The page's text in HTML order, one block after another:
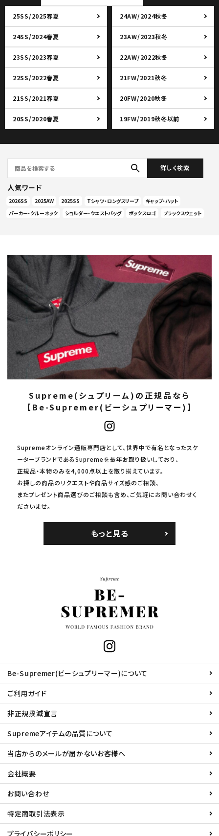
25SS/2025春夏 24AW/2024秋冬
24SS/2024春夏 23AW/2023秋冬
23SS/2023春夏 22AW/2022秋冬
22SS/2022春夏 21FW/2021秋冬
21SS/2021春夏 20FW/2020秋冬
20SS/2020春夏 19FW/2019秋冬以前
search 詳しく検索
人気ワード
2026SS 2025AW 2025SS Tシャツ・ロングスリーブ
キャップ・ハット
パーカー・クルーネック
ショルダー・ウエストバッグ ボックスロゴ ブラックスウェット
Supreme(シュプリーム)の正規品なら
【Be-Supremer(ビーシュプリーマー)】
Supremeオンライン通販専門店として、世界中で有名となったスケ
ーターブランドであるSupremeを長年お取り扱いしており、
正規品・本物のみを4,000点以上を取り揃えています。
お探しの商品のリクエストや商品サイズ感のご相談、
またプレゼント商品選びのご相談も含め、ご気軽にお問い合わせく
ださいませ。
もっと見る
Be-Supremer(ビーシュプリーマー)について
ご利用ガイド
非正規撲滅宣言
Supremeアイテムの品質について
当店からのメールが届かないお客様へ
会社概要
お問い合わせ
特定商取引法表示
プライバシーポリシー